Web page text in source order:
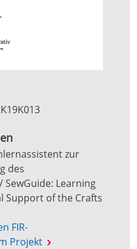
zur
des
Learning
Support of the Crafts
FIR-
Projekt